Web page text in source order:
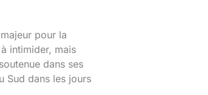
pour la
intimider, mais
dans ses
Sud dans les jours